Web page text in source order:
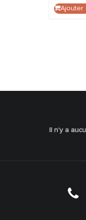
Ajouter
Il n’y a